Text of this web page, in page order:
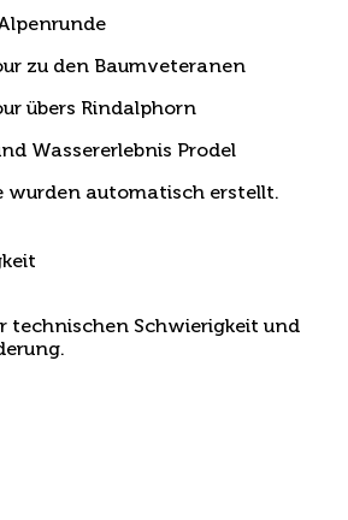
zu den Baumveteranen
übers Rindalphorn
Wassererlebnis Prodel
wurden automatisch erstellt.
technischen Schwierigkeit und